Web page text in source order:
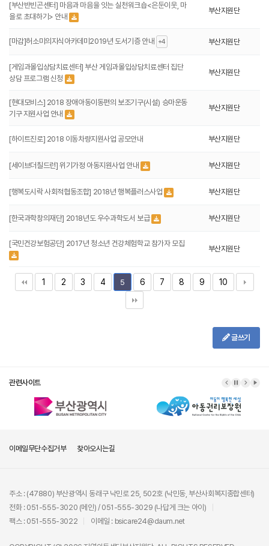
[부산반빈곤센터] 마음과 마음을 잇는 실천워크숍<은둔이웃, 마
을로 초대하기> 안내
부산지원단
[마감]허소미의지식아카데미2019년 도서기증 안내 +4 부산지원단
[게임과몰입상담치료센터] 부산 게임과몰입상담치료센터 집단
상담 프로그램 신청
부산지원단
[현대모비스] 2018 장애아동이동편의 보조기구(시설) 승마운동
기구 지원사업 안내
부산지원단
[하이트진로] 2018 이동차량지원사업 공모안내 부산지원단
[세이브더칠드런] 위기가정 아동지원사업 안내 부산지원단
[행복도시락 사회적협동조합] 2018년 행복플러스사업 부산지원단
[한국과학창의재단] 2018년도 우수과학도서 보급 부산지원단
[국민건강보험공단] 2017년 청소년 건강체험학교 참가자 모집
부산지원단
1 2 3 4 5 6 7 8 9 10
글쓰기
관련사이트
이메일무단수집거부 찾아오시는길
주소 : (47880) 부산광역시 동래구 낙민로 25, 502호 (낙민동, 부산사회복지종합센터)
전화 : 051-555-3020 (메인) / 051-555-3029 (나답게 크는 아이)
팩스 : 051-555-3022
이메일 : bsicare24@daum.net